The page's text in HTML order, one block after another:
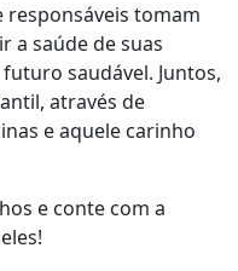
responsáveis tomam
a saúde de suas
saudável. Juntos,
através de
e aquele carinho
e conte com a